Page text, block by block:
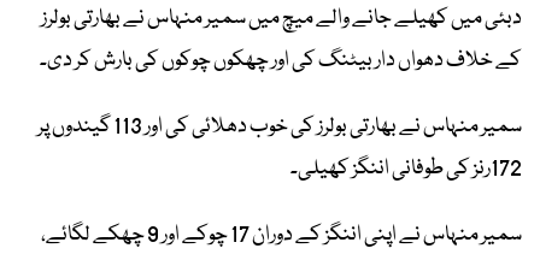
دبئی میں کھیلے جانے والے میچ میں سمیر منہاس نے بھارتی بولرز
کے خلاف دھواں دار بیٹنگ کی اور چھکوں چوکوں کی بارش کر دی۔
سمیر منہاس نے بھارتی بولرز کی خوب دھلائی کی اور 113 گیندوں پر
172رنز کی طوفانی اننگز کھیلی۔
سمیر منہاس نے اپنی اننگز کے دوران 17 چوکے اور 9 چھکے لگائے،